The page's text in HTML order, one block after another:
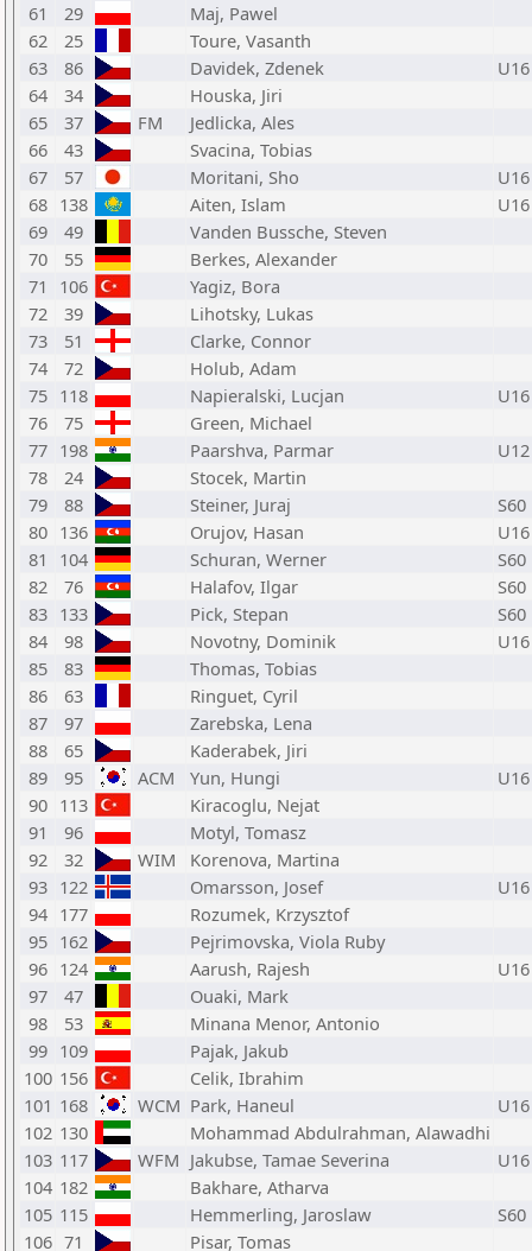
61
29
Maj, Pawel
62
25
Toure, Vasanth
63
86 Davidek, Zdenek
U16
64
34
Houska, Jiri
65
37 FM
Jedlicka, Ales
66
43
Svacina, Tobias
67
57 Moritani, Sho
U16
68 138 Aiten, Islam
U16
69
49
Vanden Bussche, Steven
70
55
Berkes, Alexander
71
106
Yagiz, Bora
72
39
Lihotsky, Lukas
73
51
Clarke, Connor
74
72
Holub, Adam
75 118 Napieralski, Lucjan
U16
76
75
Green, Michael
77 198 Paarshva, Parmar
U12
78
24
Stocek, Martin
79
88 Steiner, Juraj
S60
80 136 Orujov, Hasan
U16
81
104 Schuran, Werner
S60
82
76 Halafov, Ilgar
S60
83 133 Pick, Stepan
S60
84
98 Novotny, Dominik
U16
85
83
Thomas, Tobias
86
63
Ringuet, Cyril
87
97
Zarebska, Lena
88
65
Kaderabek, Jiri
89
95 ACM Yun, Hungi
U16
90 113
Kiracoglu, Nejat
91
96
Motyl, Tomasz
92
32 WIM
Korenova, Martina
93 122 Omarsson, Josef
U16
94 177
Rozumek, Krzysztof
95 162
Pejrimovska, Viola Ruby
96 124 Aarush, Rajesh
U16
97
47
Ouaki, Mark
98
53
Minana Menor, Antonio
99 109
Pajak, Jakub
100 156
Celik, Ibrahim
101 168 WCM Park, Haneul
U16
102 130
Mohammad Abdulrahman, Alawadhi
103 117 WFM Jakubse, Tamae Severina
U16
104 182
Bakhare, Atharva
105 115 Hemmerling, Jaroslaw
S60
106 71 Pisar, Tomas